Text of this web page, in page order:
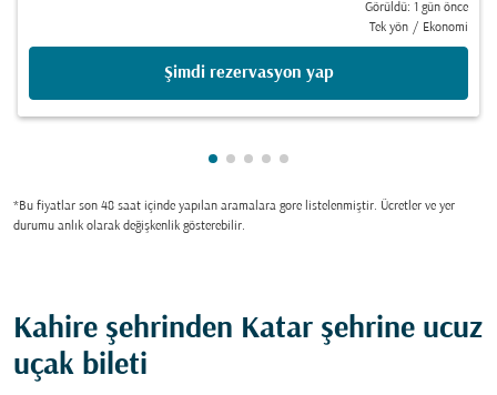
Görüldü: 1 gün önce
Tek yön / Ekonomi
Şimdi rezervasyon yap
gösteriliyor cmp-pagination-
gösteriliyor cmp-pagination-
gösteriliyor cmp-pagination-
gösteriliyor cmp-
gösteriliyor cmp-
*Bu fiyatlar son 48 saat içinde yapılan aramalara gore listelenmiştir. Ücretler ve yer
durumu anlık olarak değişkenlik gösterebilir.
Kahire şehrinden Katar şehrine ucuz
uçak bileti